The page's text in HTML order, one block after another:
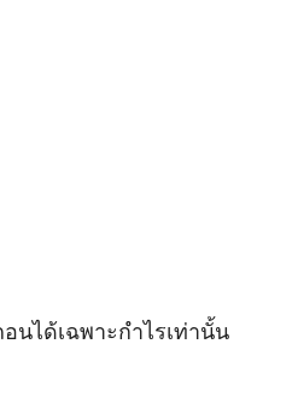
นได้เฉพาะกำไรเท่านั้น